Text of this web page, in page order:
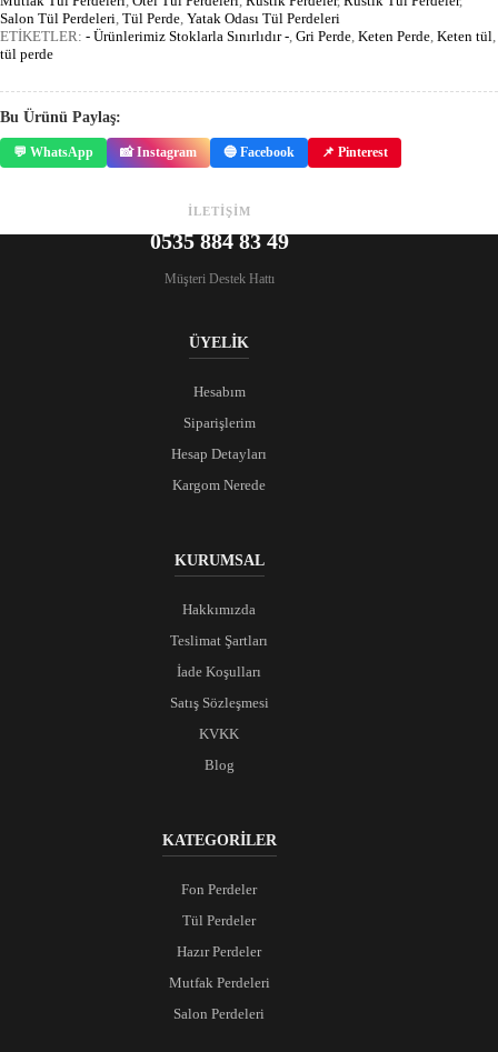
Salon Tül Perdeleri, Tül Perde, Yatak Odası Tül Perdeleri
ETİKETLER: - Ürünlerimiz Stoklarla Sınırlıdır -, Gri Perde, Keten Perde, Keten tül,
tül perde
Bu Ürünü Paylaş:
💬 WhatsApp 📸 Instagram 🔵 Facebook 📌 Pinterest
İLETİŞİM
0535 884 83 49
Müşteri Destek Hattı
ÜYELİK
Hesabım
Siparişlerim
Hesap Detayları
Kargom Nerede
KURUMSAL
Hakkımızda
Teslimat Şartları
İade Koşulları
Satış Sözleşmesi
KVKK
Blog
KATEGORİLER
Fon Perdeler
Tül Perdeler
Hazır Perdeler
Mutfak Perdeleri
Salon Perdeleri